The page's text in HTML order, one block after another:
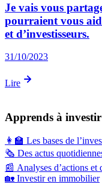
Je vais vous
pourraient vous
et d’investisseurs.
31/10/2023
Lire
Apprends à
👩‍🏫 Les bases de
🗞️ Des actus
📰 Analyses d’actions et
🏡 Investir en immobilier